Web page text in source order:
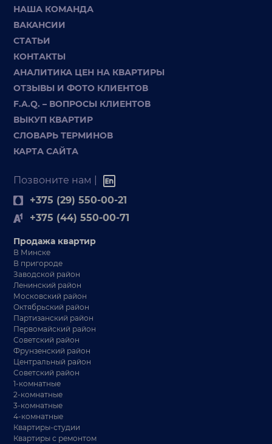
НАША КОМАНДА
ВАКАНСИИ
СТАТЬИ
КОНТАКТЫ
АНАЛИТИКА ЦЕН НА КВАРТИРЫ
ОТЗЫВЫ И ФОТО КЛИЕНТОВ
F.A.Q. – ВОПРОСЫ КЛИЕНТОВ
ВЫКУП КВАРТИР
СЛОВАРЬ ТЕРМИНОВ
КАРТА САЙТА
Позвоните нам |
+375 (29) 550-00-21
+375 (44) 550-00-71
Продажа квартир
В Минске
В пригороде
Заводской район
Ленинский район
Московский район
Октябрьский район
Партизанский район
Первомайский район
Советский район
Фрунзенский район
Центральный район
Советский район
1-комнатные
2-комнатные
3-комнатные
4-комнатные
Квартиры-студии
Квартиры с ремонтом